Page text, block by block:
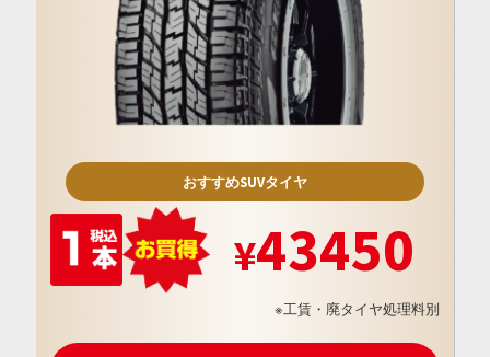
おすすめSUVタイヤ
43450
※工賃・廃タイヤ処理料別